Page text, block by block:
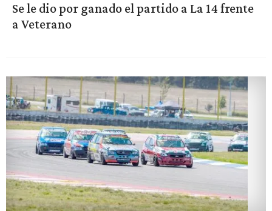
Se le dio por ganado el partido a La 14 frente
a Veterano